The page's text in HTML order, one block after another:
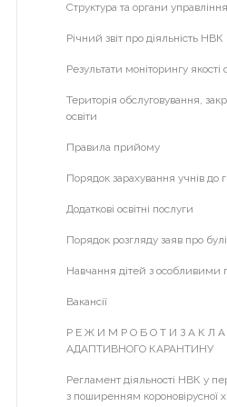
Гімназія
Початкова школа
ІІ курс
ІІІ курс
Проектна діяльність
Кабінет медсестри
Структура та органи управління
Річний звіт про діяльність НВК
Результати моніторингу якості
Територія обслуговування,
освіти
Правила прийому
Порядок зарахування учнів до
Додаткові освітні послуги
Порядок розгляду заяв про
Навчання дітей з особливими
Вакансії
Р Е Ж И М Р О Б О Т И З А К Л А
АДАПТИВНОГО КАРАНТИНУ
Регламент діяльності НВК у
з поширенням короновірусної